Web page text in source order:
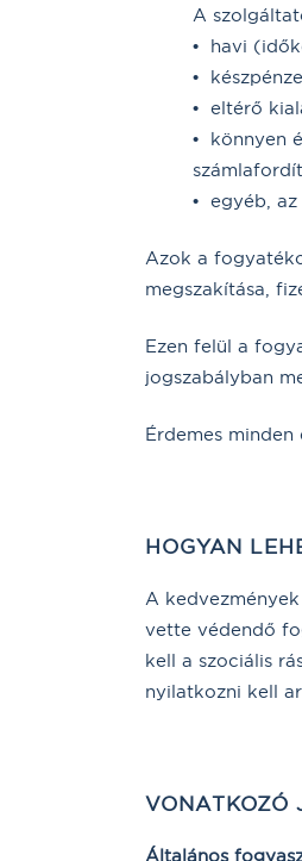
A
• havi
•
• eltérő
• könnyen
• egyéb,
Azok a
megszakítása,
Ezen felül a
jogszabályban
Érdemes
HOGYAN
A
vette védendő
kell a szociális
nyilatkozni kell
VONATKOZÓ
Általános